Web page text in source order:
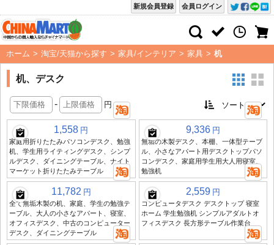
会員ログイン
新規会員登録
ホーム > 淘宝/天猫から探す > 家具/インテリア > 家具 > 机
机、デスク
- 円
1,558 円
家庭用折りたたみパソコンデスク、勉強
机、学生用ライティングデスク、シンプ
ルデスク、ダイニングテーブル、ナイト
マーケット折りたたみテーブル
9,336 円
無垢の木製デスク、本棚、一体型テーブ
ル、小さなアパート用デスクトップパソ
コンデスク、家庭用学生用大人用寝室、
勉強机
11,782 円
全て無垢木製の机、家庭、学生の勉強テ
ーブル、大人の小さなアパート、寝室、
オフィスデスク、中古のコンピューター
デスク、ダイニングテーブル
2,559 円
コンピュータデスク デスクトップ 寝室
ホーム 学生勉強机 シンプルアダルトオ
フィスデスク 長方形テーブル作業台